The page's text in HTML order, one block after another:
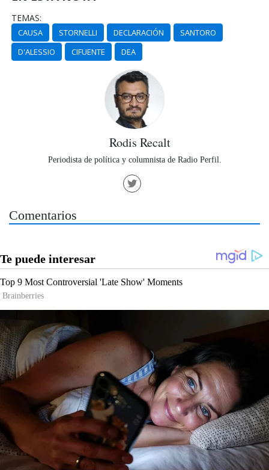
TEMAS:
CAUSA STORNELLI DECLARACIÓN
SANTORO
D'ALESSIO
CIFUENTE DEA
Rodis Recalt
Periodista de política y columnista de Radio Perfil.
Comentarios